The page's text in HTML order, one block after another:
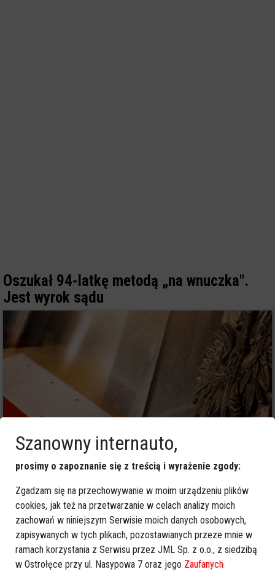
Oszukał 94-latkę metodą „na wnuczka".
Jest wyrok sądu
2026-07-09 12:27
Kulisy seks-szantażu. Jeden fałszywy krok
i kłopoty gwarantowane
Szanowny internauto,
prosimy o zapoznanie się z treścią i wyrażenie zgody:
Zgadzam się na przechowywanie w moim urządzeniu plików
cookies, jak też na przetwarzanie w celach analizy moich
zachowań w niniejszym Serwisie moich danych osobowych,
zapisywanych w tych plikach, pozostawianych przeze mnie w
ramach korzystania z Serwisu przez JML Sp. z o.o., z siedzibą
w Ostrołęce przy ul. Nasypowa 7 oraz jego Zaufanych